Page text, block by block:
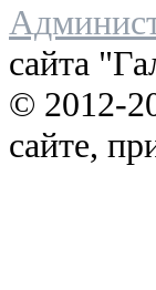
сайта
© 2012-
сайте,